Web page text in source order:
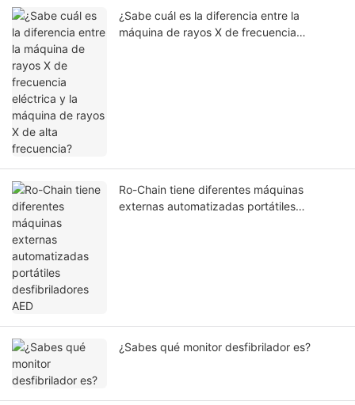
¿Sabe cuál es la diferencia entre la
máquina de rayos X de frecuencia
Ro-Chain tiene diferentes máquinas
externas automatizadas portátiles
¿Sabes qué monitor desfibrilador es?